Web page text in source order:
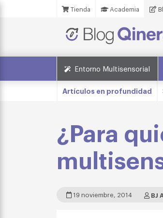
Tienda Academia
Entorno Multisensorial
Artículos en profundidad
¿Para
19 noviembre, 2014 BJ